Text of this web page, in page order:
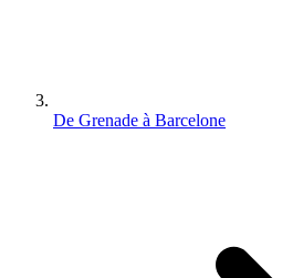
De Grenade à Barcelone